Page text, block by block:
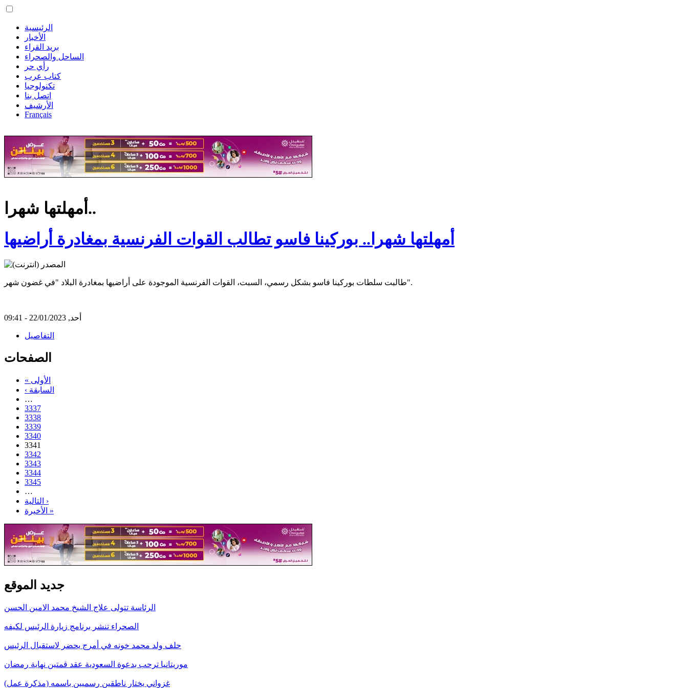
الرئيسية
الأخبار
بريد القراء
الساحل والصحراء
رأي حر
كتاب عرب
تكنولوجيا
اتصل بنا
الأرشيف
Français
أمهلتها شهرا..
أمهلتها شهرا.. بوركينا فاسو تطالب القوات الفرنسية بمغادرة أراضيها
طالبت سلطات بوركينا فاسو بشكل رسمي، السبت، القوات الفرنسية الموجودة على أراضيها بمغادرة البلاد "في غضون شهر".
أحد, 22/01/2023 - 09:41
التفاصيل
الصفحات
« الأولى
‹ السابقة
…
3337
3338
3339
3340
3341
3342
3343
3344
3345
…
التالية ›
الأخيرة »
جديد الموقع
الرئاسة تتولى علاج الشيخ محمد الامين الحسن
الصحراء تنشر برنامج زيارة الرئيس لكيفه
حلف ولد محمد خونه في أمرج يحضر لاستقبال الرئيس
موريتانيا ترحب بدعوة السعودية عقد قمتين نهاية رمضان
غزواني يختار ناطقين رسميين باسمه (مذكرة عمل)